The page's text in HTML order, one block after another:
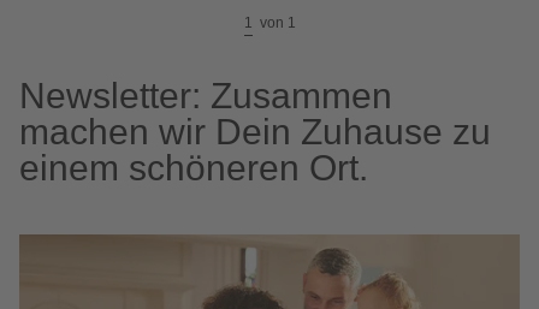
1 von 1
Newsletter: Zusammen
machen wir Dein Zuhause zu
einem schöneren Ort.